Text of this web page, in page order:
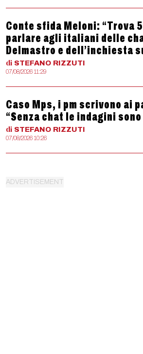
Conte sfida Meloni: “Trova
parlare agli italiani delle
Delmastro e dell’inchiesta
di STEFANO RIZZUTI
07/08/2026 11:29
Caso Mps, i pm scrivono ai
“Senza chat le indagini
di STEFANO RIZZUTI
07/08/2026 10:26